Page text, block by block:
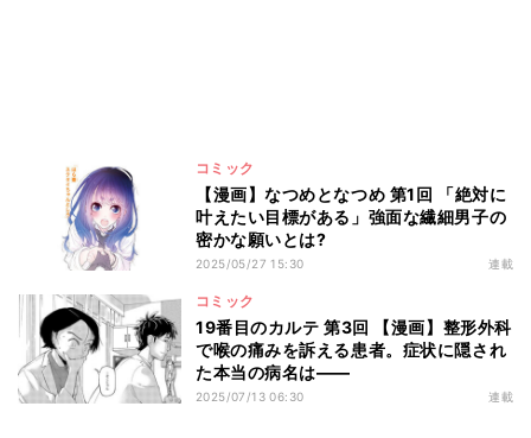
コミック
【漫画】なつめとなつめ 第1回 「絶対に
叶えたい目標がある」強面な繊細男子の
密かな願いとは?
2025/05/27 15:30 連載
コミック
19番目のカルテ 第3回 【漫画】整形外科
で喉の痛みを訴える患者。症状に隠され
た本当の病名は――
2025/07/13 06:30 連載